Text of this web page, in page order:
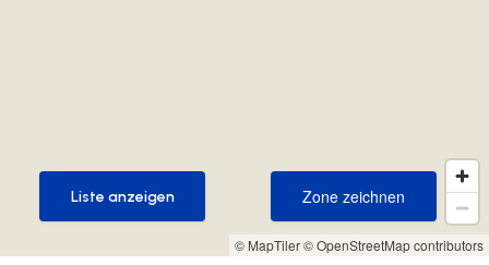
© MapTiler© OpenStreetMap contributors
Zone zeichnen
Zone zeichnen
Liste anzeigen
Liste anzeigen